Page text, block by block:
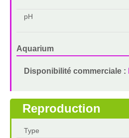
pH
Aquarium
Disponibilité commerciale :
Reproduction
Type